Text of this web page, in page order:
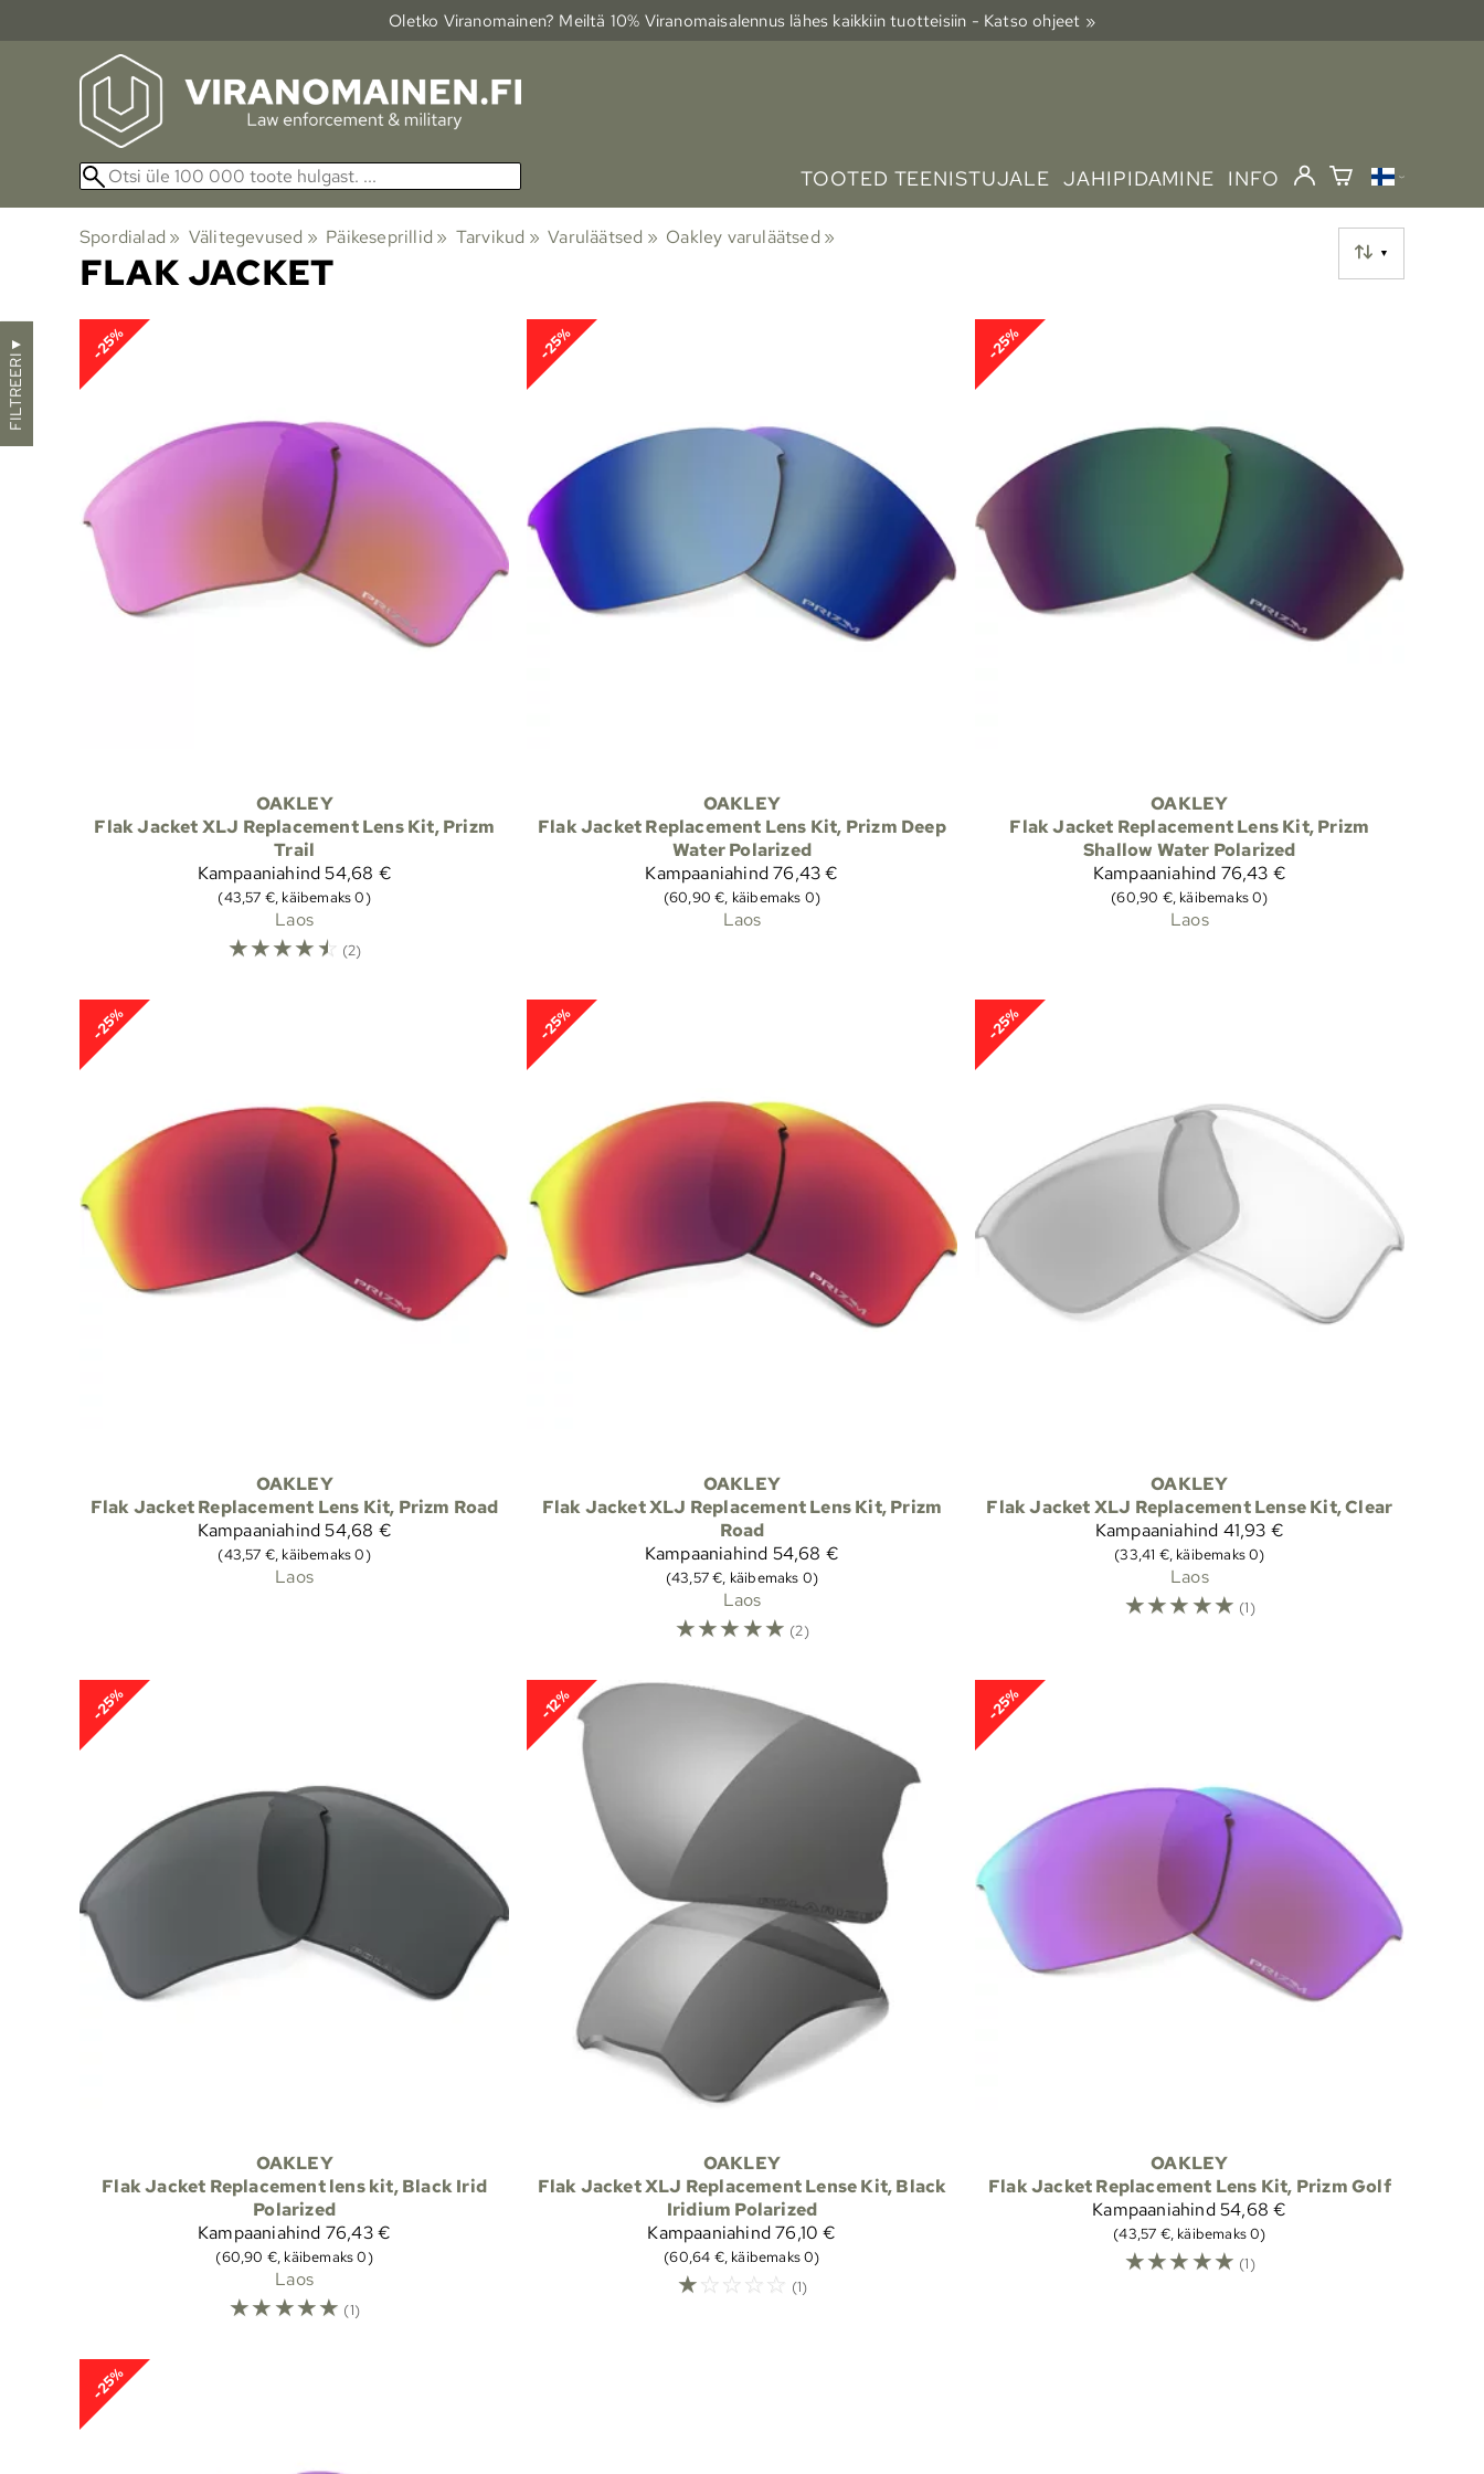
Oletko Viranomainen? Meiltä 10% Viranomais­alennus lähes kaikkiin tuotteisiin - Katso ohjeet »
TOOTED TEENISTUJALE JAHIPIDAMINE INFO
Spordialad ‪» Välitegevused ‪» Päikeseprillid ‪» Tarvikud ‪» Varuläätsed ‪» Oakley varuläätsed ‪»
▼
FLAK JACKET
FILTREERI
▼ -25%
OAKLEY
Flak Jacket XLJ Replacement Lens Kit, Prizm
Trail
Kampaaniahind54,68 €
(43,57 €, käibemaks 0)
Laos
☆☆☆☆☆ (2)
-25%
OAKLEY
Flak Jacket Replacement Lens Kit, Prizm Deep
Water Polarized
Kampaaniahind76,43 €
(60,90 €, käibemaks 0)
Laos
-25%
OAKLEY
Flak Jacket Replacement Lens Kit, Prizm
Shallow Water Polarized
Kampaaniahind 76,43 €
(60,90 €, käibemaks 0)
Laos
-25%
OAKLEY
Flak Jacket Replacement Lens Kit, Prizm Road
Kampaaniahind54,68 €
(43,57 €, käibemaks 0)
Laos
-25%
OAKLEY
Flak Jacket XLJ Replacement Lens Kit, Prizm
Road
Kampaaniahind 54,68 €
(43,57 €, käibemaks 0)
Laos
☆☆☆☆☆ (2)
-25%
OAKLEY
Flak Jacket XLJ Replacement Lense Kit, Clear
Kampaaniahind 41,93 €
(33,41 €, käibemaks 0)
Laos
☆☆☆☆☆ (1)
-25%
OAKLEY
Flak Jacket Replacement lens kit, Black Irid
Polarized
Kampaaniahind 76,43 €
(60,90 €, käibemaks 0)
Laos
☆☆☆☆☆ (1)
-12%
OAKLEY
Flak Jacket XLJ Replacement Lense Kit, Black
Iridium Polarized
Kampaaniahind76,10 €
(60,64 €, käibemaks 0)
☆☆ ☆ ☆ ☆ (1)
-25%
OAKLEY
Flak Jacket Replacement Lens Kit, Prizm Golf
Kampaaniahind54,68 €
(43,57 €, käibemaks 0)
☆☆☆☆☆ (1)
-25%